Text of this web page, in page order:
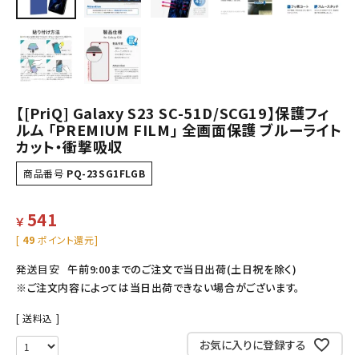
【[PriQ] Galaxy S23 SC-51D/SCG19】保護フィ
ルム 「PREMIUM FILM」 全画面保護 ブルーライト
カット・衝撃吸収
商品番号 PQ-23SG1FLGB
￥ 541
[ 49 ポイント還元]
発送目安 午前9:00までのご注文で当日出荷(土日祝を除く)
※ご注文内容によっては当日出荷できない場合がございます。
送料込
お気に入りに登録する